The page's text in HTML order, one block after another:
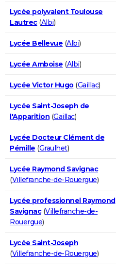
Lycée polyvalent Toulouse
Lautrec(Albi)
Lycée Bellevue (Albi)
Lycée Amboise (Albi)
Lycée Victor Hugo (Gaillac)
Lycée Saint-Joseph de
l'Apparition (Gaillac)
Lycée Docteur Clément de
Pémille (Graulhet)
Lycée Raymond Savignac
(Villefranche-de-Rouergue)
Lycée professionnel Raymond
Savignac(Villefranche-de-
Rouergue)
Lycée Saint-Joseph
(Villefranche-de-Rouergue)